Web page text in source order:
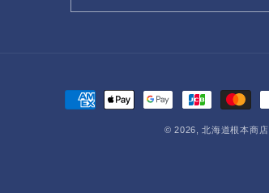
© 2026,北海道根本商店